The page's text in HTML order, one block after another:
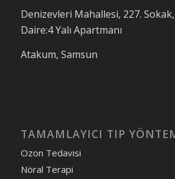
Denizevleri Mahallesi, 227.
Daire:4 Yalı Apartmanı
Atakum, Samsun
TAMAMLAYICI TIP
Ozon Tedavisi
Nöral Terapi